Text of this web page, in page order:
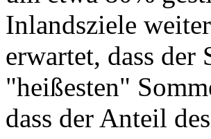
Inlandsziele
erwartet, dass
"heißesten"
dass der Anteil